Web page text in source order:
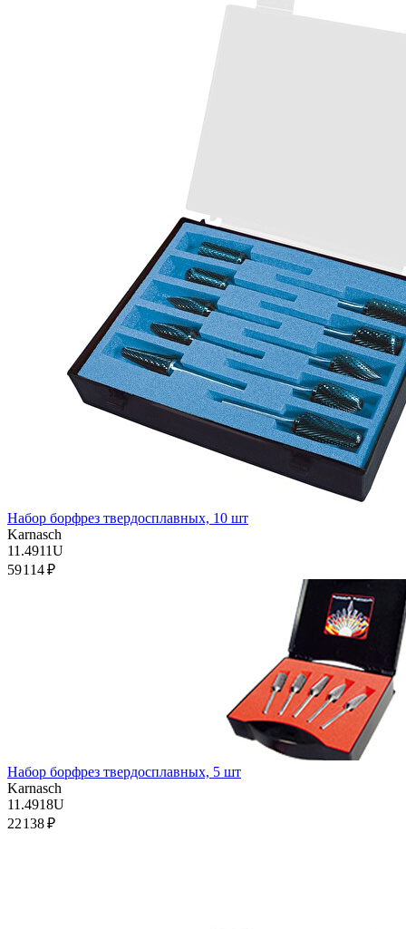
Набор борфрез твердосплавных, 10 шт
Karnasch
11.4911U
59 114 ₽
Набор борфрез твердосплавных, 5 шт
Karnasch
11.4918U
22 138 ₽